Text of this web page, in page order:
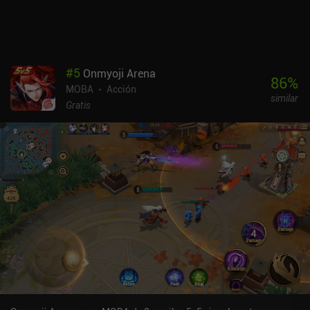
#5 Onmyoji Arena
MOBA
Acción
Gratis
86%
similar